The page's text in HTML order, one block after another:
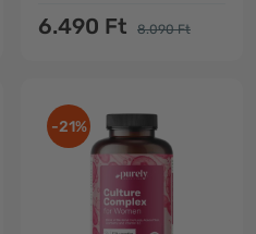
6.490 Ft 8.090 Ft
-21%